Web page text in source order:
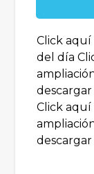
Click aquí
del día
Click aquí